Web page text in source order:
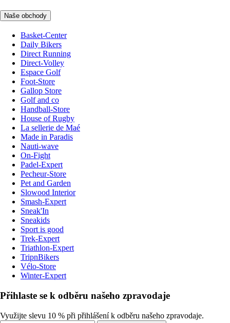
Naše obchody
Basket-Center
Daily Bikers
Direct Running
Direct-Volley
Espace Golf
Foot-Store
Gallop Store
Golf and co
Handball-Store
House of Rugby
La sellerie de Maé
Made in Paradis
Nauti-wave
On-Fight
Padel-Expert
Pecheur-Store
Pet and Garden
Slowood Interior
Smash-Expert
Sneak'In
Sneakids
Sport is good
Trek-Expert
Triathlon-Expert
TripnBikers
Vélo-Store
Winter-Expert
Přihlaste se k odběru našeho zpravodaje
Využijte slevu 10 % při přihlášení k odběru našeho zpravodaje.